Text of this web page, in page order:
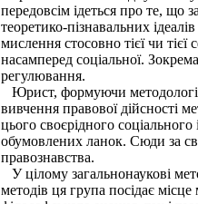
передовсім ідеться про те, що
теоретико-пізнавальних
мислення стосовно тієї чи
насамперед соціальної.
регулювання.
Юрист, формуючи методологію
вивчення правової дійсності
цього своєрідного
обумовлених ланок. Сюди за
правознавства.
У цілому загальнонаукові
методів ця група посідає